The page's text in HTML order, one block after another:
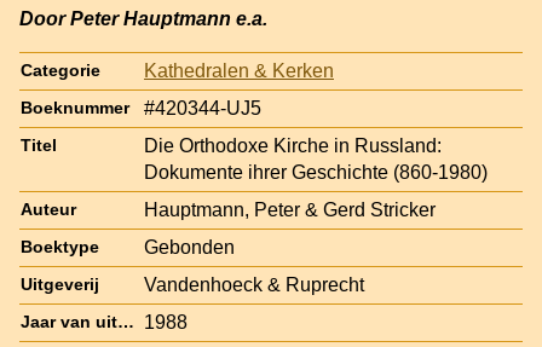
Door Peter Hauptmann e.a.
Categorie Kathedralen & Kerken
Boeknummer #420344-UJ5
Titel
Die Orthodoxe Kirche in Russland:
Dokumente ihrer Geschichte (860-1980)
Auteur Hauptmann, Peter & Gerd Stricker
Boektype Gebonden
Uitgeverij Vandenhoeck & Ruprecht
Jaar van uitgave 1988